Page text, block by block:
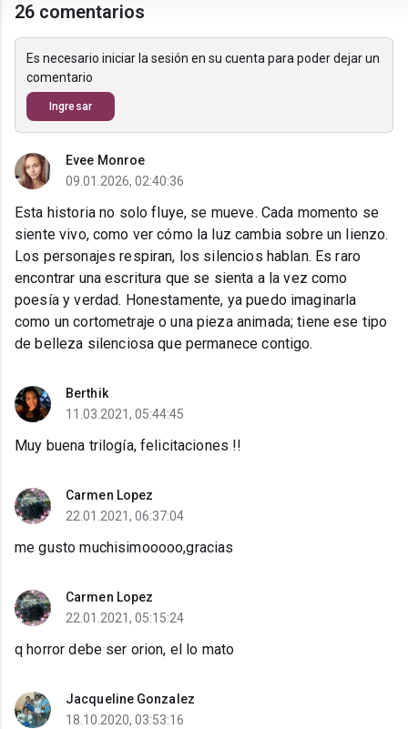
26 comentarios
Es necesario iniciar la sesión en su cuenta para poder dejar un
comentario
Ingresar
Evee Monroe
09.01.2026, 02:40:36
Esta historia no solo fluye, se mueve. Cada momento se
siente vivo, como ver cómo la luz cambia sobre un lienzo.
Los personajes respiran, los silencios hablan. Es raro
encontrar una escritura que se sienta a la vez como
poesía y verdad. Honestamente, ya puedo imaginarla
como un cortometraje o una pieza animada; tiene ese tipo
de belleza silenciosa que permanece contigo.
Berthik
11.03.2021, 05:44:45
Muy buena trilogía, felicitaciones !!
Carmen Lopez
22.01.2021, 06:37:04
me gusto muchisimooooo,gracias
Carmen Lopez
22.01.2021, 05:15:24
q horror debe ser orion, el lo mato
Jacqueline Gonzalez
18.10.2020, 03:53:16